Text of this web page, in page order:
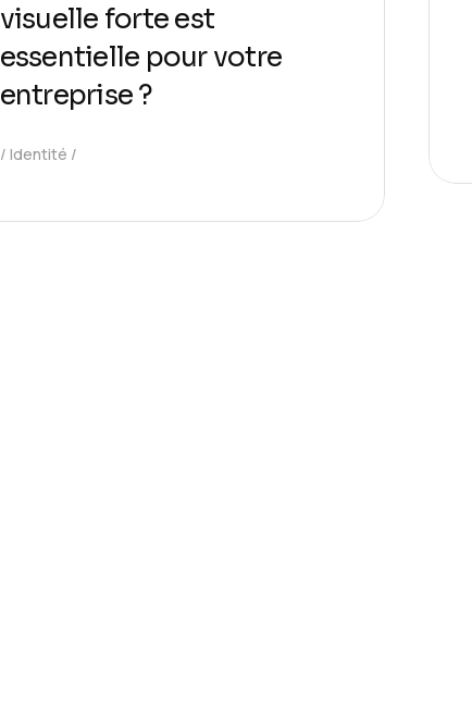
visuelle forte est
essentielle pour votre
entreprise ?
Identité